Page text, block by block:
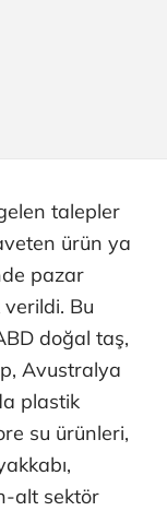
talepler
ürün ya
pazar
verildi. Bu
doğal taş,
Avustralya
plastik
su ürünleri,
alt sektör